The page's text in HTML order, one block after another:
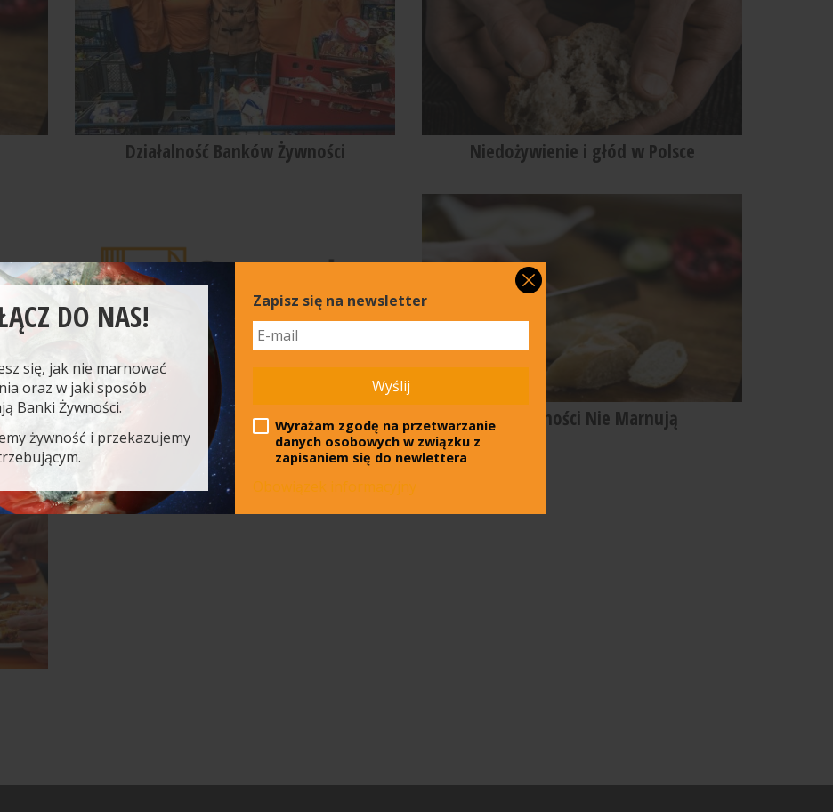
Działalność Banków Żywności Niedożywienie i głód w Polsce
Samorządy Nie Marnują Społeczności Nie Marnują
DO NAS!
się, jak nie marnować
oraz w jaki sposób
Banki Żywności.
żywność i przekazujemy
Zapisz się na newsletter
Wyślij
Wyrażam zgodę na przetwarzanie
danych osobowych w związku z
zapisaniem się do newlettera
Obowiązek informacyjny